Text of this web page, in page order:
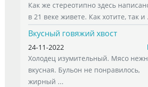
Как же стереотипно здесь
в 21 веке живете. Как хотите, так и
Вкусный говяжий хвост
24-11-2022
Холодец изумительный. Мясо
вкусная. Бульон не понравилось,
жирный ...